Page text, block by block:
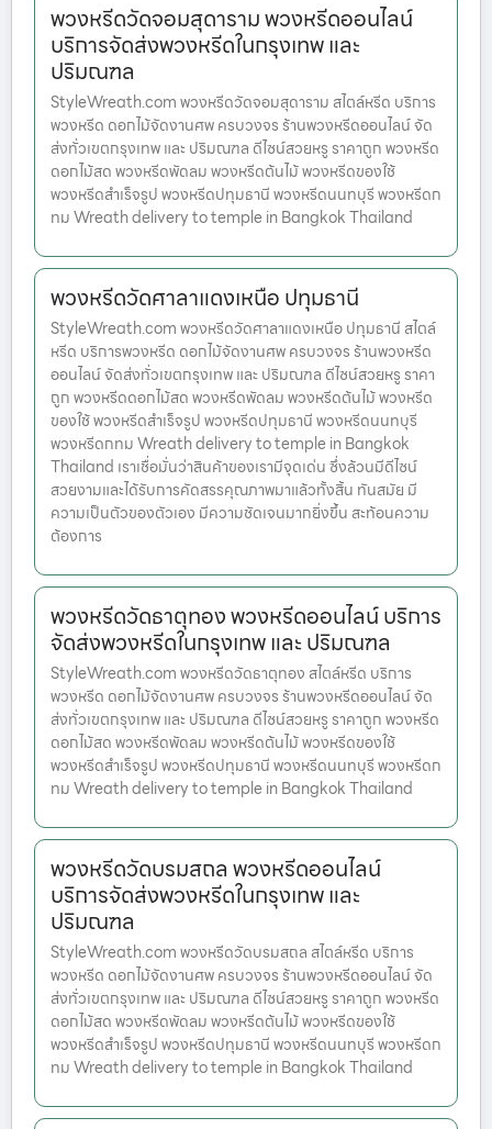
พวงหรีดวัดจอมสุดาราม พวงหรีดออนไลน์
บริการจัดส่งพวงหรีดในกรุงเทพ และ
ปริมณฑล
StyleWreath.com พวงหรีดวัดจอมสุดาราม สไตล์หรีด บริการ
พวงหรีด ดอกไม้จัดงานศพ ครบวงจร ร้านพวงหรีดออนไลน์ จัด
ส่งทั่วเขตกรุงเทพ และ ปริมณฑล ดีไซน์สวยหรู ราคาถูก พวงหรีด
ดอกไม้สด พวงหรีดพัดลม พวงหรีดต้นไม้ พวงหรีดของใช้
พวงหรีดสำเร็จรูป พวงหรีดปทุมธานี พวงหรีดนนทบุรี พวงหรีดก
ทม Wreath delivery to temple in Bangkok Thailand
พวงหรีดวัดศาลาแดงเหนือ ปทุมธานี
StyleWreath.com พวงหรีดวัดศาลาแดงเหนือ ปทุมธานี สไตล์
หรีด บริการพวงหรีด ดอกไม้จัดงานศพ ครบวงจร ร้านพวงหรีด
ออนไลน์ จัดส่งทั่วเขตกรุงเทพ และ ปริมณฑล ดีไซน์สวยหรู ราคา
ถูก พวงหรีดดอกไม้สด พวงหรีดพัดลม พวงหรีดต้นไม้ พวงหรีด
ของใช้ พวงหรีดสำเร็จรูป พวงหรีดปทุมธานี พวงหรีดนนทบุรี
พวงหรีดกทม Wreath delivery to temple in Bangkok
Thailand เราเชื่อมั่นว่าสินค้าของเรามีจุดเด่น ซึ่งล้วนมีดีไซน์
สวยงามและได้รับการคัดสรรคุณภาพมาแล้วทั้งสิ้น ทันสมัย มี
ความเป็นตัวของตัวเอง มีความชัดเจนมากยิ่งขึ้น สะท้อนความ
ต้องการ
พวงหรีดวัดธาตุทอง พวงหรีดออนไลน์ บริการ
จัดส่งพวงหรีดในกรุงเทพ และ ปริมณฑล
StyleWreath.com พวงหรีดวัดธาตุทอง สไตล์หรีด บริการ
พวงหรีด ดอกไม้จัดงานศพ ครบวงจร ร้านพวงหรีดออนไลน์ จัด
ส่งทั่วเขตกรุงเทพ และ ปริมณฑล ดีไซน์สวยหรู ราคาถูก พวงหรีด
ดอกไม้สด พวงหรีดพัดลม พวงหรีดต้นไม้ พวงหรีดของใช้
พวงหรีดสำเร็จรูป พวงหรีดปทุมธานี พวงหรีดนนทบุรี พวงหรีดก
ทม Wreath delivery to temple in Bangkok Thailand
พวงหรีดวัดบรมสถล พวงหรีดออนไลน์
บริการจัดส่งพวงหรีดในกรุงเทพ และ
ปริมณฑล
StyleWreath.com พวงหรีดวัดบรมสถล สไตล์หรีด บริการ
พวงหรีด ดอกไม้จัดงานศพ ครบวงจร ร้านพวงหรีดออนไลน์ จัด
ส่งทั่วเขตกรุงเทพ และ ปริมณฑล ดีไซน์สวยหรู ราคาถูก พวงหรีด
ดอกไม้สด พวงหรีดพัดลม พวงหรีดต้นไม้ พวงหรีดของใช้
พวงหรีดสำเร็จรูป พวงหรีดปทุมธานี พวงหรีดนนทบุรี พวงหรีดก
ทม Wreath delivery to temple in Bangkok Thailand